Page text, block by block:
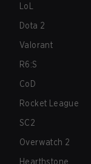
LoL
Dota 2
Valorant
R6:S
CoD
Rocket League
SC2
Overwatch 2
Hearthstone